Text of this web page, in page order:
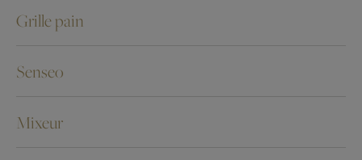
Grille pain
Senseo
Mixeur